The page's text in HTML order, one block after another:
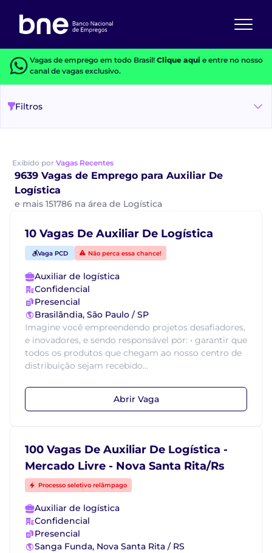
Vagas de emprego em todo Brasil! Clique aquie entre no nosso
canal de vagas exclusivo.
Filtros
Exibido por Vagas Recentes
9639 Vagas de Emprego para Auxiliar De
Logística
e mais 151786 na área de Logística
10 Vagas De Auxiliar De Logística
Vaga PCD Não perca essa chance!
Auxiliar de logística
Confidencial
Presencial
Brasilândia, São Paulo / SP
Imagine você empreendendo projetos desafiadores,
e inovadores, e sendo responsável por: • garantir que
todos os produtos que chegam ao nosso centro de
distribuição sejam recebido...
Abrir Vaga
100 Vagas De Auxiliar De Logística -
Mercado Livre - Nova Santa Rita/Rs
Processo seletivo relâmpago
Auxiliar de logística
Confidencial
Presencial
Sanga Funda, Nova Santa Rita / RS